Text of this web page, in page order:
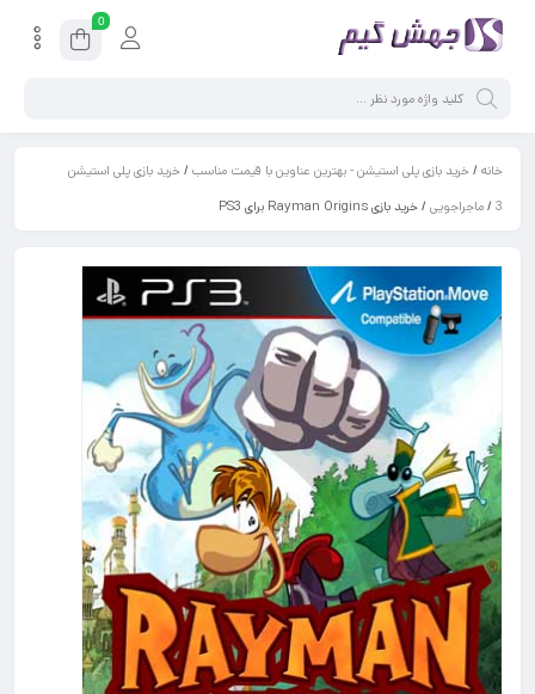
0
خانه /خرید بازی پلی استیشن - بهترین عناوین با قیمت مناسب /خرید بازی پلی استیشن
3
/ماجراجویی / خرید بازی Rayman Origins برای PS3